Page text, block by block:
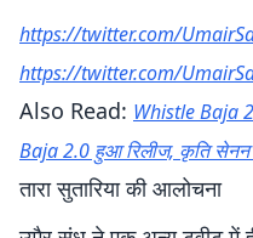
https://twitter.com/
https://twitter.com/
Also Read: Whistle Baja
Baja 2.0 हुआ रिलीज, कृति सेनन
तारा सुतारिया की आलोचना